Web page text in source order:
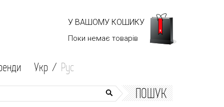
У ВАШОМУ КОШИКУ
Поки немає товарів
Укр / Рус
ПОШУК